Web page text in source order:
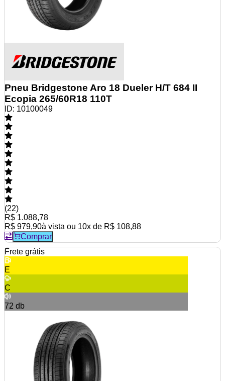
Pneu Bridgestone Aro 18 Dueler H/T 684 II
Ecopia 265/60R18 110T
ID: 10100049
(22)
R$ 1.088,78
R$ 979,90à vista ou 10x de R$ 108,88
Comprar
Frete grátis
E
C
72 db